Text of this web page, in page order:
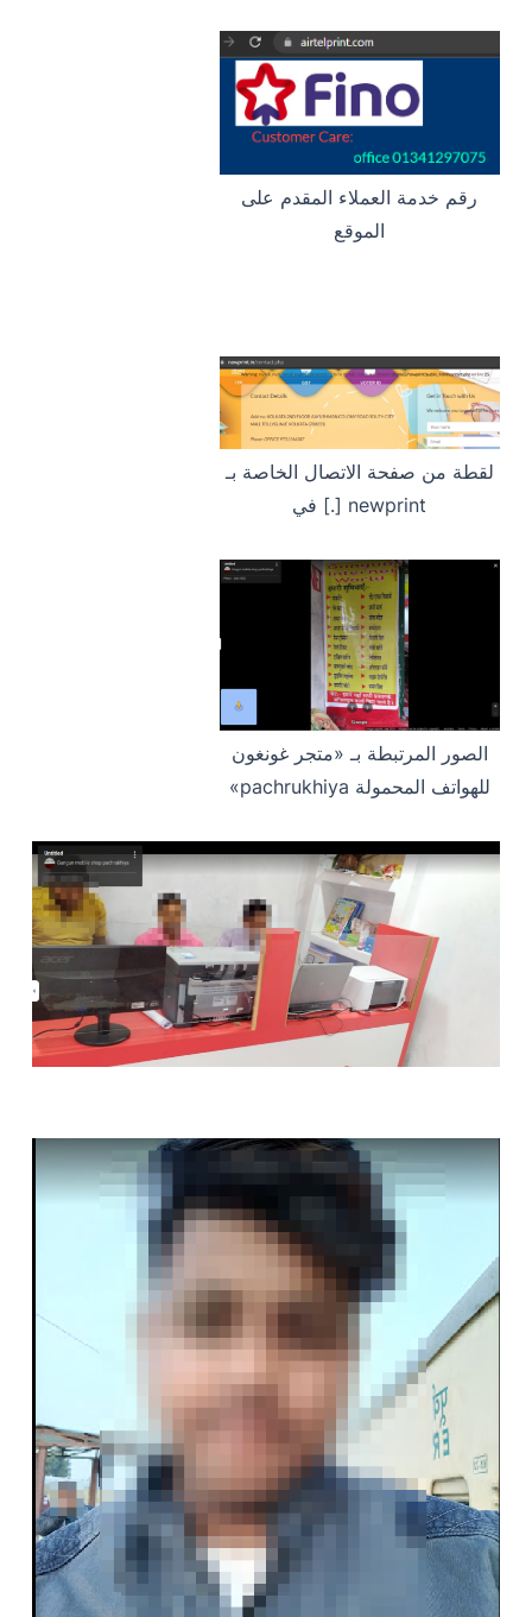
رقم خدمة العملاء المقدم على
الموقع
لقطة من صفحة الاتصال الخاصة بـ
newprint [.] في
الصور المرتبطة بـ «متجر غونغون
للهواتف المحمولة pachrukhiya»